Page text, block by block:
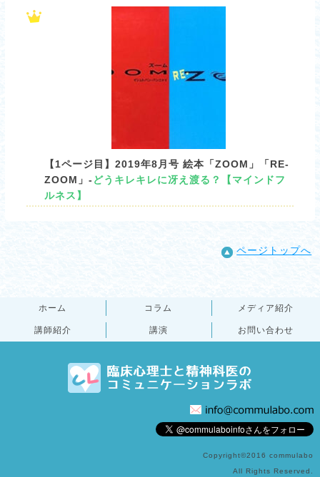
【1ページ目】2019年8月号 絵本「ZOOM」「RE-
ZOOM」- どうキレキレに冴え渡る？【マインドフ
ルネス】
ページトップへ
ホーム コラム メディア紹介
講師紹介 講演 お問い合わせ
Copyright©2016 commulabo
All Rights Reserved.